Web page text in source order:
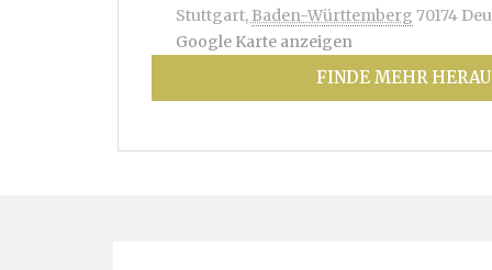
Stuttgart, Baden-Württemberg 70174
Google Karte anzeigen
FINDE MEHR